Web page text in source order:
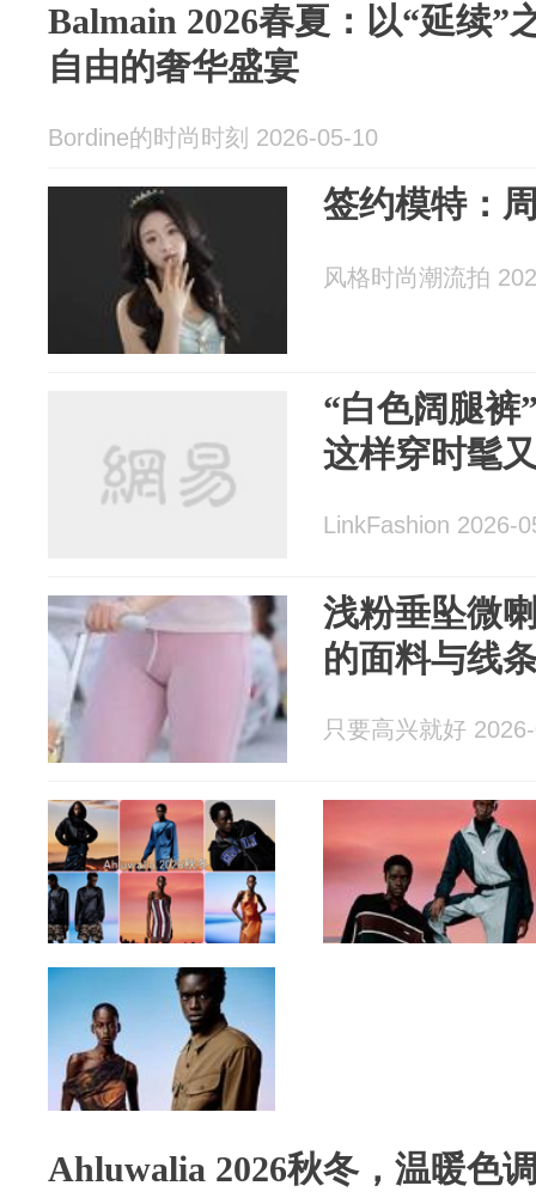
Balmain 2026春夏：以“延续”
自由的奢华盛宴
Bordine的时尚时刻 2026-05-10
签约模特：
风格时尚潮流拍
“白色阔腿裤
这样穿时髦
LinkFashion 2026-
浅粉垂坠微
的面料与线
只要高兴就好
Ahluwalia 2026秋冬，温暖色